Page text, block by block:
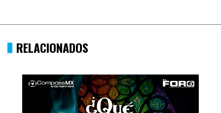
RELACIONADOS